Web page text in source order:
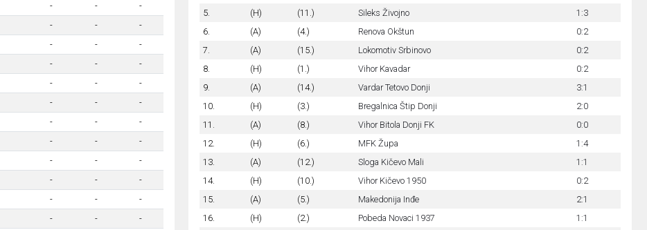
- -
-
- -
-
- -
-
- -
-
- -
-
- -
-
- -
-
- -
-
- -
-
- -
-
- -
-
- -
-
5.
(H) (11.) Sileks Živojno
1:3
6.
(A) (4.) Renova Okštun
0:2
7.
(A) (15.) Lokomotiv Srbinovo
0:2
8.
(H) (1.) Vihor Kavadar
0:2
9.
(A) (14.) Vardar Tetovo Donji
3:1
10.
(H) (3.) Bregalnica Štip Donji
2:0
11.
(A) (8.) Vihor Bitola Donji FK
0:0
12.
(H) (6.) MFK Župa
1:4
13.
(A) (12.) Sloga Kičevo Mali
1:1
14.
(H) (10.) Vihor Kičevo 1950
0:2
15.
(A) (5.) Makedonija Inđe
2:1
16.
(H) (2.) Pobeda Novaci 1937
1:1